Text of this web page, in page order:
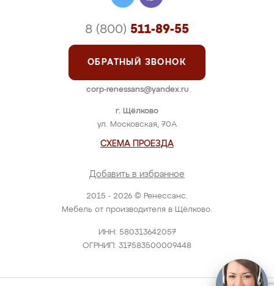
2015 - 2026 © Ренессанс.
Мебель от производителя в Щёлково.
ИНН: 580313642057
ОГРНИП: 317583500009448
г. Щёлково
ул. Московская, 70А
СХЕМА ПРОЕЗДА
Добавить в избранное
8 (800) 511-89-55
ОБРАТНЫЙ ЗВОНОК
corp-renessans@yandex.ru